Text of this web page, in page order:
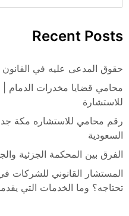
Recent Posts
حقوق المدعى عليه في
محامي قضايا مخدرات الدمام
للاستشارة
رقم محامي للاستشاره مكة
السعودية
الفرق بين المحكمة الجزئية
المستشار القانوني للشركات
تحتاجه؟ وما الخدمات التي